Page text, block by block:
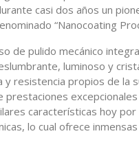
casi dos años un
“Nanocoating
de pulido mecánico
luminoso y
y resistencia propios de la
prestaciones
características hoy
lo cual ofrece